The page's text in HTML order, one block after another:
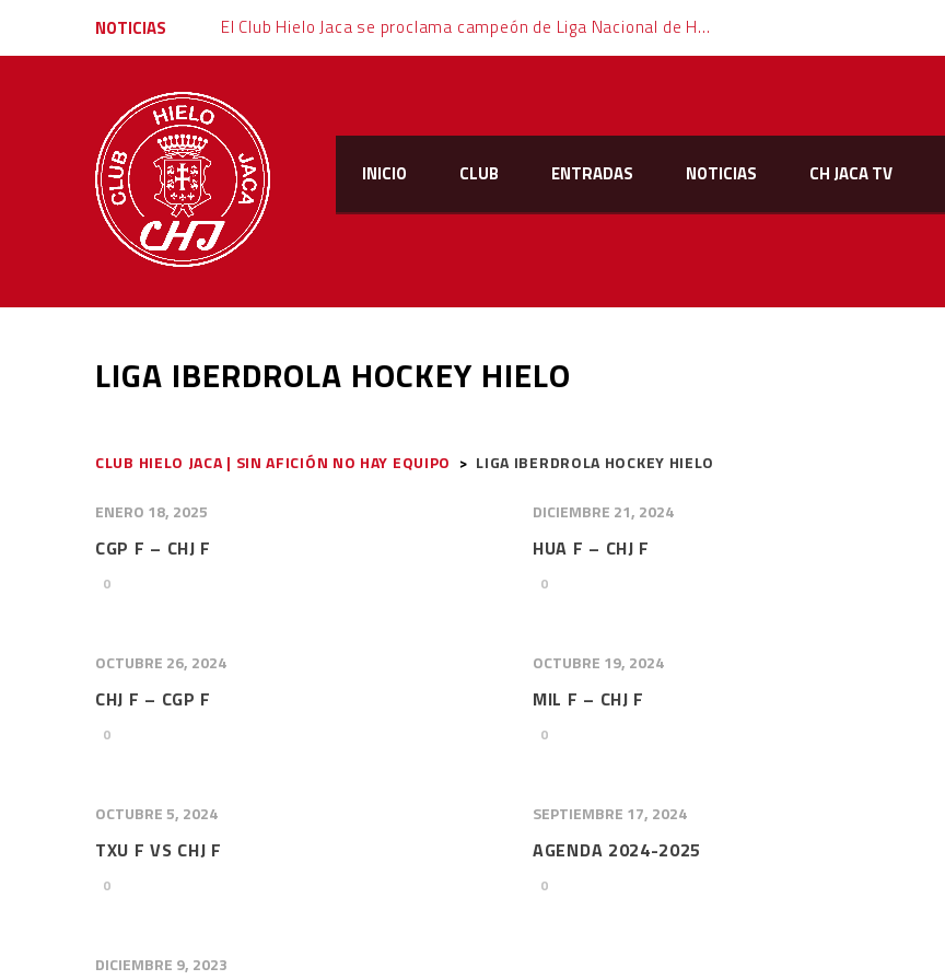
NOTICIAS El Club Hielo Jaca se proclama campeón de Liga Nacional de Hockey Hielo
INICIO CLUB ENTRADAS NOTICIAS CH JACA TV
LIGA IBERDROLA HOCKEY HIELO
CLUB HIELO JACA | SIN AFICIÓN NO HAY EQUIPO > LIGA IBERDROLA HOCKEY HIELO
ENERO 18, 2025
CGP F – CHJ F
0
DICIEMBRE 21, 2024
HUA F – CHJ F
0
OCTUBRE 26, 2024
CHJ F – CGP F
0
OCTUBRE 19, 2024
MIL F – CHJ F
0
OCTUBRE 5, 2024
TXU F VS CHJ F
0
SEPTIEMBRE 17, 2024
AGENDA 2024-2025
0
DICIEMBRE 9, 2023